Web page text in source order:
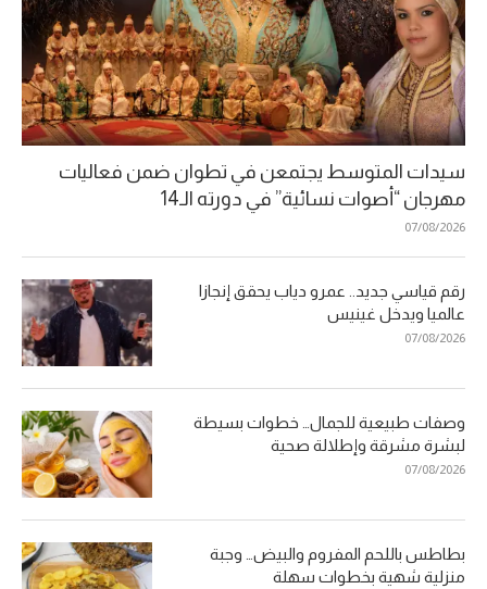
سيدات المتوسط يجتمعن في تطوان ضمن فعاليات
مهرجان “أصوات نسائية” في دورته الـ14
07/08/2026
رقم قياسي جديد.. عمرو دياب يحقق إنجازا
عالميا ويدخل غينيس
07/08/2026
وصفات طبيعية للجمال… خطوات بسيطة
لبشرة مشرقة وإطلالة صحية
07/08/2026
بطاطس باللحم المفروم والبيض… وجبة
منزلية شهية بخطوات سهلة